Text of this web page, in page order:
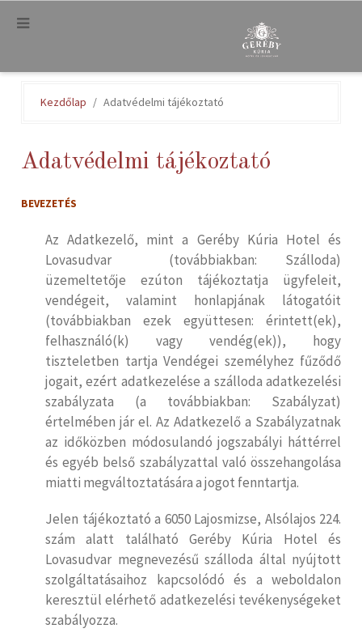
.
Kezdőlap Adatvédelmi tájékoztató
Adatvédelmi tájékoztató
BEVEZETÉS
Az Adatkezelő, mint a Geréby Kúria Hotel és
Lovasudvar (továbbiakban: Szálloda)
üzemeltetője ezúton tájékoztatja ügyfeleit,
vendégeit, valamint honlapjának látogatóit
(továbbiakban ezek együttesen: érintett(ek),
felhasználó(k) vagy vendég(ek)), hogy
tiszteletben tartja Vendégei személyhez fűződő
jogait, ezért adatkezelése a szálloda adatkezelési
szabályzata (a továbbiakban: Szabályzat)
értelmében jár el. Az Adatkezelő a Szabályzatnak
az időközben módosulandó jogszabályi háttérrel
és egyéb belső szabályzattal való összehangolása
miatti megváltoztatására a jogot fenntartja.
Jelen tájékoztató a 6050 Lajosmizse, Alsólajos 224.
szám alatt található Geréby Kúria Hotel és
Lovasudvar megnevezésű szálloda által nyújtott
szolgáltatásaihoz kapcsolódó és a weboldalon
keresztül elérhető adatkezelési tevékenységeket
szabályozza.